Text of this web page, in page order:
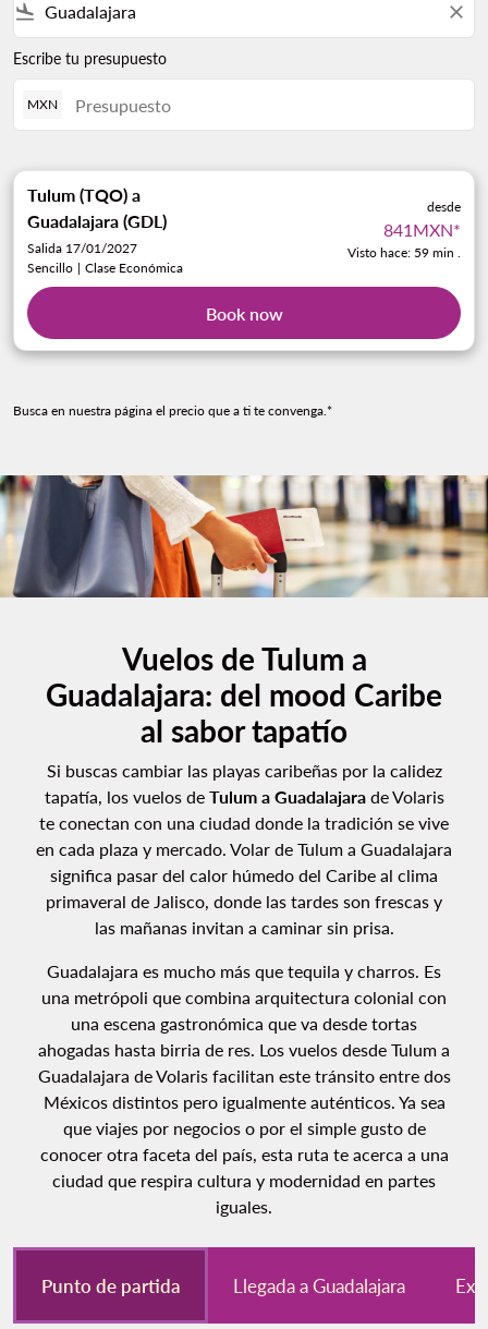
flight_land close
Escribe tu presupuesto
MXN
Tulum (TQO) a
Guadalajara (GDL)
Salida 17/01/2027
Sencillo | Clase Económica
desde
841MXN*
Visto hace: 59 min .
Book now
Busca en nuestra página el precio que a ti te convenga.*
Vuelos de Tulum a
Guadalajara: del mood Caribe
al sabor tapatío
Si buscas cambiar las playas caribeñas por la calidez
tapatía, los vuelos de Tulum a Guadalajarade Volaris
te conectan con una ciudad donde la tradición se vive
en cada plaza y mercado. Volar de Tulum a Guadalajara
significa pasar del calor húmedo del Caribe al clima
primaveral de Jalisco, donde las tardes son frescas y
las mañanas invitan a caminar sin prisa.
Guadalajara es mucho más que tequila y charros. Es
una metrópoli que combina arquitectura colonial con
una escena gastronómica que va desde tortas
ahogadas hasta birria de res. Los vuelos desde Tulum a
Guadalajara de Volaris facilitan este tránsito entre dos
Méxicos distintos pero igualmente auténticos. Ya sea
que viajes por negocios o por el simple gusto de
conocer otra faceta del país, esta ruta te acerca a una
ciudad que respira cultura y modernidad en partes
iguales.
Punto de partida Llegada a Guadalajara